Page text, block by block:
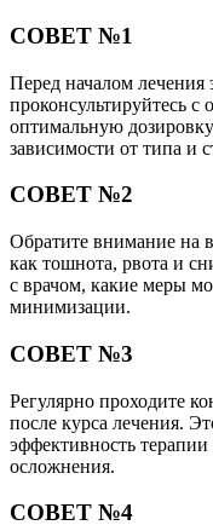
СОВЕТ №1
Перед началом лечения
проконсультируйтесь
оптимальную
зависимости от типа и
СОВЕТ №2
Обратите внимание на
как тошнота, рвота и
с врачом, какие меры
минимизации.
СОВЕТ №3
Регулярно проходите
после курса лечения.
эффективность
осложнения.
СОВЕТ №4